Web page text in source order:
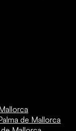
de Mallorca